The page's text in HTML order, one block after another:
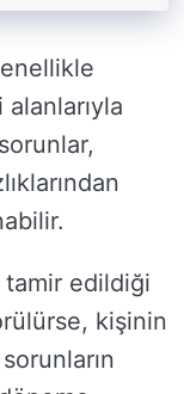
tamir edildiği
kişinin